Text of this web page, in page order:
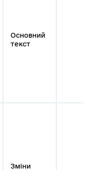
Основний
текст
Зміни